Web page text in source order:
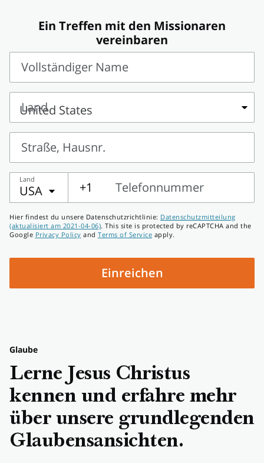
Ein Treffen mit den Missionaren
vereinbaren
Vollständiger Name
Vollständiger
Name
Land
Land
Straße, Hausnr.
Straße,
Hausnr.
Land
USA +1
Telefonnummer
Telefonnummer
Hier findest du unsere Datenschutzrichtlinie: Datenschutzmitteilung
(aktualisiert am 2021-04-06). This site is protected by reCAPTCHA and the
Google Privacy Policy and Terms of Service apply.
Einreichen
Glaube
Lerne Jesus Christus
kennen und erfahre mehr
über unsere grundlegenden
Glaubensansichten.